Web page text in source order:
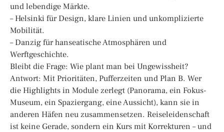
und lebendige Märkte.
– Helsinki für Design, klare Linien und unkomplizierte
Mobilität.
– Danzig für hanseatische Atmosphären und
Werftgeschichte.
Bleibt die Frage: Wie plant man bei Ungewissheit?
Antwort: Mit Prioritäten, Pufferzeiten und Plan B. Wer
die Highlights in Module zerlegt (Panorama, ein Fokus-
Museum, ein Spaziergang, eine Aussicht), kann sie in
anderen Häfen neu zusammensetzen. Reiseleidenschaft
ist keine Gerade, sondern ein Kurs mit Korrekturen – und